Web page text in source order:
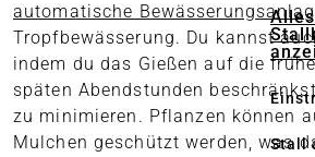
Stall
automatische
Tropfbewässerung. Du kannst
indem du das Gießen auf die
späten Abendstunden
zu minimieren. Pflanzen können
Mulchen geschützt werden, was